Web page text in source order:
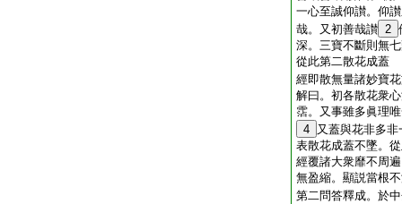
一心至誠仰讃。仰
哉。又初善哉讃 2
深。三寶不斷則無
從此第二散花成蓋
經即散無量諸妙寶
解曰。初各散花衆
霑。又事雖多眞理
4 又蓋與花非多
表散花成蓋不墜。
經覆諸大衆靡不周
無盈縮。顯説當根
第二問答釋成。於